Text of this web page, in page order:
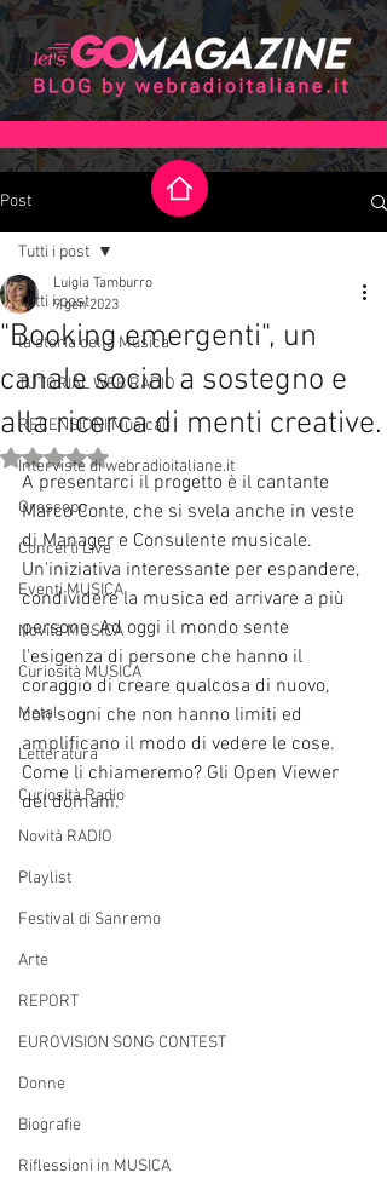
Post
Tutti i post
la storia della Musica
TUTORIAL WEB RADIO
RECENSIONI Musicali
Interviste di webradioitaliane.it
Oroscopo
Concerti Live
Eventi MUSICA
Novità MUSICA
Curiosità MUSICA
Metal
Letteratura
Curiosità Radio
Novità RADIO
Playlist
Festival di Sanremo
Arte
REPORT
EUROVISION SONG CONTEST
Donne
Biografie
Riflessioni in MUSICA
Tutti i post
"Booking emergenti", un
canale social a sostegno e
alla ricerca di menti creative.
Luigia Tamburro
9 gen 2023
Valutazione NaN stelle su 5.
A presentarci il progetto è il cantante
Marco Conte, che si svela anche in veste
di Manager e Consulente musicale.
Un'iniziativa interessante per espandere,
condividere la musica ed arrivare a più
persone. Ad oggi il mondo sente
l'esigenza di persone che hanno il
coraggio di creare qualcosa di nuovo,
con sogni che non hanno limiti ed
amplificano il modo di vedere le cose.
Come li chiameremo? Gli Open Viewer
del domani.